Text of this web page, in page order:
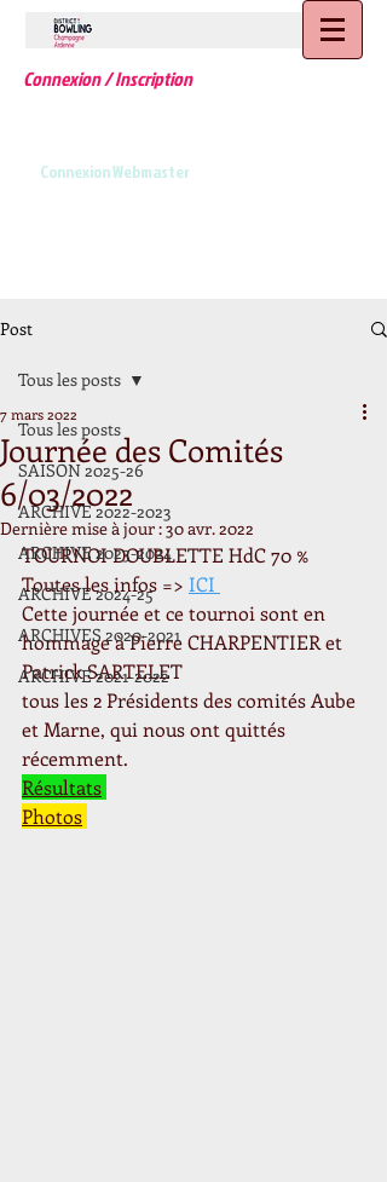
Connexion / Inscription
Connexion Webmaster
Post
Tous les posts
SAISON 2025-26
ARCHIVE 2022-2023
ARCHIVE 2023-2024
ARCHIVE 2024-25
ARCHIVES 2020-2021
ARCHIVE 2021-2022
Tous les posts
Journée des Comités
6/03/2022
7 mars 2022
Dernière mise à jour :30 avr. 2022
TOURNOI DOUBLETTE HdC 70 %
Toutes les infos => ICI
Cette journée et ce tournoi sont en
hommage à Pierre CHARPENTIER et
Patrick SARTELET
tous les 2 Présidents des comités Aube
et Marne, qui nous ont quittés
récemment.
Résultats
Photos